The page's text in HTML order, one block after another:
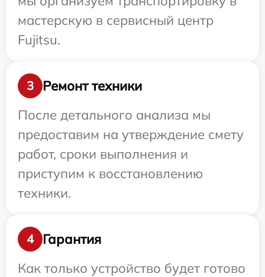
мастерскую в сервисный центр
Fujitsu.
3
Ремонт техники
После детального анализа мы
предоставим на утверждение смету
работ, сроки выполнения и
приступим к восстановлению
техники.
4
Гарантия
Как только устройство будет готово